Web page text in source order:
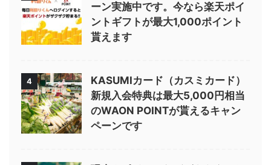
ーン実施中です。今なら楽天ポイ
ントギフトが最大1,000ポイント
貰えます
4
KASUMIカード（カスミカード）
新規入会特典は最大5,000円相当
のWAON POINTが貰えるキャン
ペーンです